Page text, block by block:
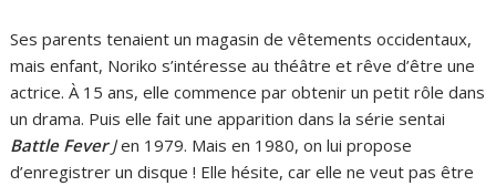
Ses parents tenaient un magasin de vêtements occidentaux,
mais enfant, Noriko s’intéresse au théâtre et rêve d’être une
actrice. À 15 ans, elle commence par obtenir un petit rôle dans
un drama. Puis elle fait une apparition dans la série sentai
Battle FeverJen 1979. Mais en 1980, on lui propose
d’enregistrer un disque ! Elle hésite, car elle ne veut pas être